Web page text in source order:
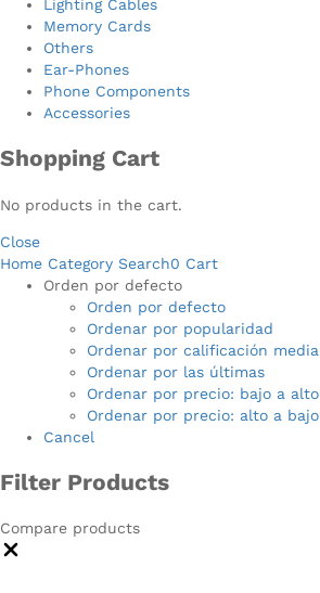
Lighting Cables
Memory Cards
Others
Ear-Phones
Phone Components
Accessories
Shopping Cart
No products in the cart.
Close
Home Category Search0 Cart
Orden por defecto
Orden por defecto
Ordenar por popularidad
Ordenar por calificación media
Ordenar por las últimas
Ordenar por precio: bajo a alto
Ordenar por precio: alto a bajo
Cancel
Filter Products
Compare products